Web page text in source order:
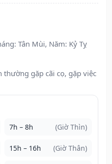
Tân Mùi, Năm: Kỷ Tỵ
thường gặp cãi cọ, gặp việc
7h – 8h (Giờ Thìn)
15h – 16h (Giờ Thân)